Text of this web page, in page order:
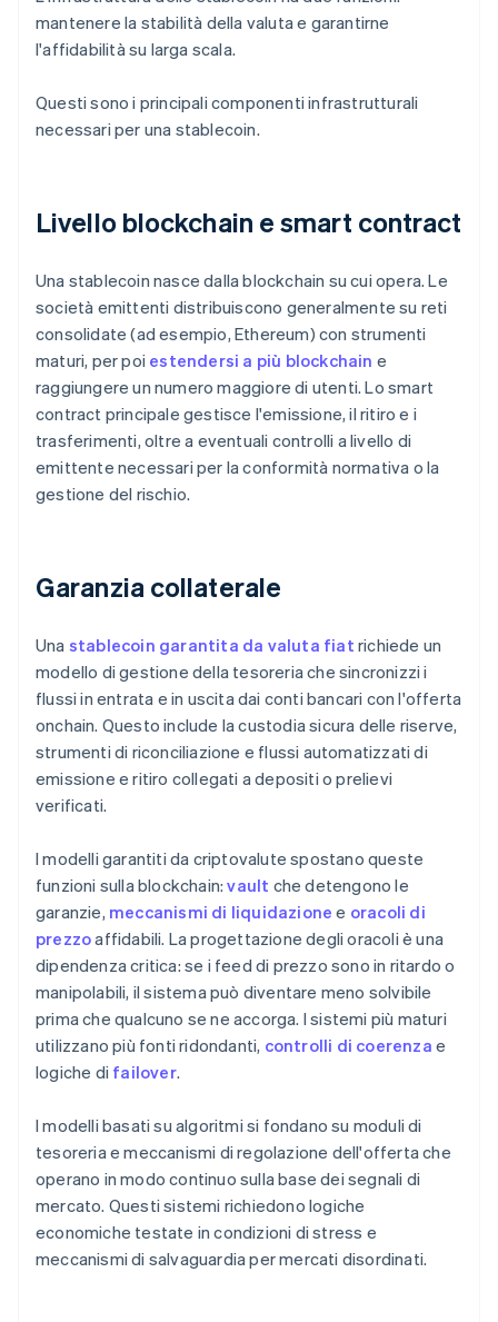
mantenere la stabilità della valuta e garantirne
l'affidabilità su larga scala.
Questi sono i principali componenti infrastrutturali
necessari per una stablecoin.
Livello blockchain e smart contract
Una stablecoin nasce dalla blockchain su cui opera. Le
società emittenti distribuiscono generalmente su reti
consolidate (ad esempio, Ethereum) con strumenti
maturi, per poi estendersi a più blockchain e
raggiungere un numero maggiore di utenti. Lo smart
contract principale gestisce l'emissione, il ritiro e i
trasferimenti, oltre a eventuali controlli a livello di
emittente necessari per la conformità normativa o la
gestione del rischio.
Garanzia collaterale
Una stablecoin garantita da valuta fiat richiede un
modello di gestione della tesoreria che sincronizzi i
flussi in entrata e in uscita dai conti bancari con l'offerta
onchain. Questo include la custodia sicura delle riserve,
strumenti di riconciliazione e flussi automatizzati di
emissione e ritiro collegati a depositi o prelievi
verificati.
I modelli garantiti da criptovalute spostano queste
funzioni sulla blockchain:vault che detengono le
garanzie, meccanismi di liquidazione e oracoli di
prezzoaffidabili. La progettazione degli oracoli è una
dipendenza critica: se i feed di prezzo sono in ritardo o
manipolabili, il sistema può diventare meno solvibile
prima che qualcuno se ne accorga. I sistemi più maturi
utilizzano più fonti ridondanti, controlli di coerenza e
logiche di failover.
I modelli basati su algoritmi si fondano su moduli di
tesoreria e meccanismi di regolazione dell'offerta che
operano in modo continuo sulla base dei segnali di
mercato. Questi sistemi richiedono logiche
economiche testate in condizioni di stress e
meccanismi di salvaguardia per mercati disordinati.